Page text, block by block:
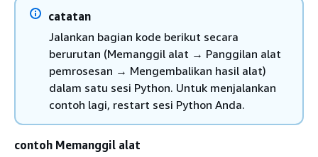
catatan
Jalankan bagian kode berikut secara
berurutan (Memanggil alat → Panggilan alat
pemrosesan → Mengembalikan hasil alat)
dalam satu sesi Python. Untuk menjalankan
contoh lagi, restart sesi Python Anda.
contoh Memanggil alat